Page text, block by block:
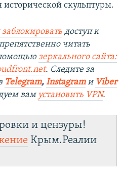
исторической скульптуры.
доступ к
читать
зеркального сайта:
. Следите за
Telegram, Instagramи Viber
вам установить VPN.
и цензуры!
Крым.Реалии